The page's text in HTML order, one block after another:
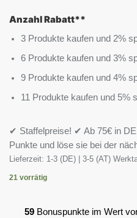
Anzahl Rabatt**
3 Produkte kaufen und 2%
6 Produkte kaufen und 3%
9 Produkte kaufen und 4%
11 Produkte kaufen und 5%
✔ Staffelpreise! ✔ Ab 75€ in
Punkte und löse sie bei der
Lieferzeit: 1-3 (DE) | 3-5 (AT)
21 vorrätig
59 Bonuspunkte im Wert